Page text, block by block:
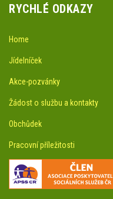
RYCHLÉ ODKAZY
Home
Jídelníček
Akce-pozvánky
Žádost o službu a kontakty
Obchůdek
Pracovní příležitosti